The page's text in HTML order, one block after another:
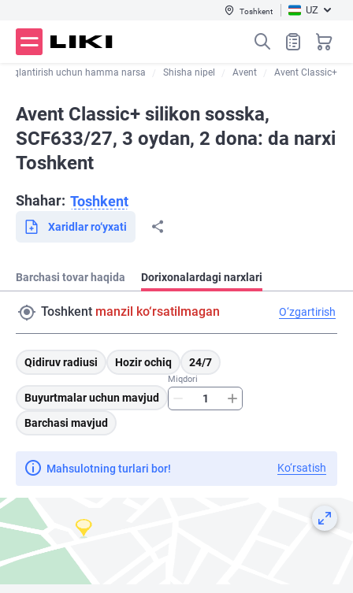
Toshkent UZ
Oziqlantirish uchun hamma narsa Shisha nipel Avent Avent Classic+
Avent Classic+ silikon sosska,
SCF633/27, 3 oydan, 2 dona: da narxi
Toshkent
Shahar: Toshkent
Xaridlar ro‘yxati
Barchasi tovar haqida Dorixonalardagi narxlari
Toshkent manzil ko‘rsatilmagan O‘zgartirish
Qidiruv radiusi Hozir ochiq 24/7
Buyurtmalar uchun mavjud
Miqdori
Barchasi mavjud
Mahsulotning turlari bor! Ko‘rsatish